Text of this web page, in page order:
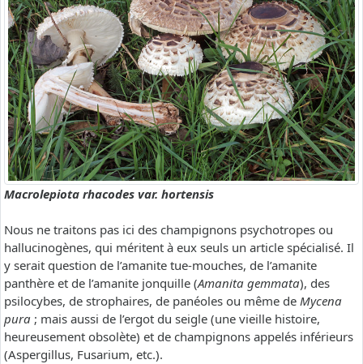
Macrolepiota rhacodes var. hortensis
Nous ne traitons pas ici des champignons psychotropes ou
hallucinogènes, qui méritent à eux seuls un article spécialisé. Il
y serait question de l’amanite tue-mouches, de l’amanite
panthère et de l’amanite jonquille (Amanita gemmata), des
psilocybes, de strophaires, de panéoles ou même de Mycena
pura ; mais aussi de l’ergot du seigle (une vieille histoire,
heureusement obsolète) et de champignons appelés inférieurs
(Aspergillus, Fusarium, etc.).